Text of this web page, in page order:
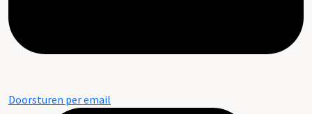
Doorsturen per email